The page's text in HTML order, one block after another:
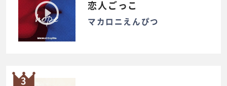
恋人ごっこ
マカロニえんぴつ
3